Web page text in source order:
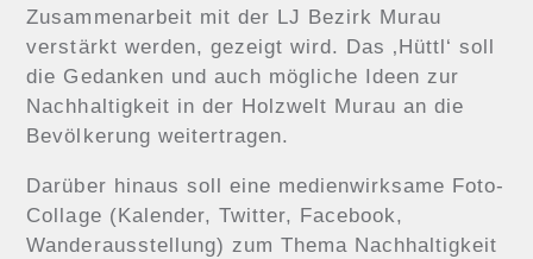
Zusammenarbeit mit der LJ Bezirk Murau
verstärkt werden, gezeigt wird. Das ‚Hüttl‘ soll
die Gedanken und auch mögliche Ideen zur
Nachhaltigkeit in der Holzwelt Murau an die
Bevölkerung weitertragen.
Darüber hinaus soll eine medienwirksame Foto-
Collage (Kalender, Twitter, Facebook,
Wanderausstellung) zum Thema Nachhaltigkeit